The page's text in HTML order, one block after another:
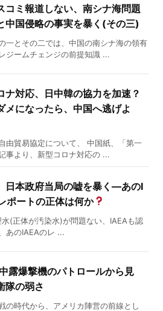
コミ報道しない、南シナ海問題
中国侵略の事実を暴く(その三)
一とその二では、中国の南シナ海の領有
ジームチェンジの前提知識 ...
ナ対応、日中韓の協力を加速？
メになったら、中国へ逃げよ
由貿易協定について、 中国紙、「第一
事より、新型コロナ対応の ...
日本政府当局の嘘を暴く―あのI
ポートの正体は何か
水(正体が汚染水)が問題ない、IAEAも認
あのIAEAのレ ...
露爆撃機のパトロールから見
隊の弱さ
の時代から、アメリカ陣営の前線とし